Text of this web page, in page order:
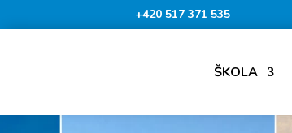
+420 517 371 535
ŠKOLA